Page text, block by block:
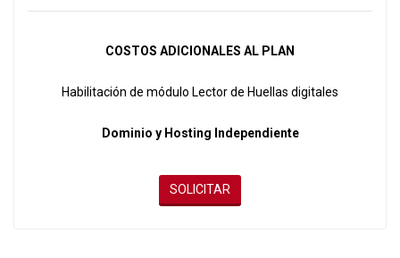
COSTOS ADICIONALES AL PLAN
Habilitación de módulo Lector de Huellas digitales
Dominio y Hosting Independiente
SOLICITAR